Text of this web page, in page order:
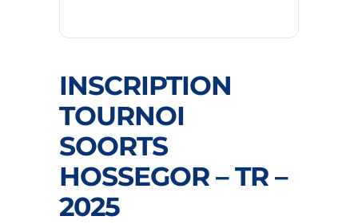
INSCRIPTION
TOURNOI
SOORTS
HOSSEGOR – TR –
2025